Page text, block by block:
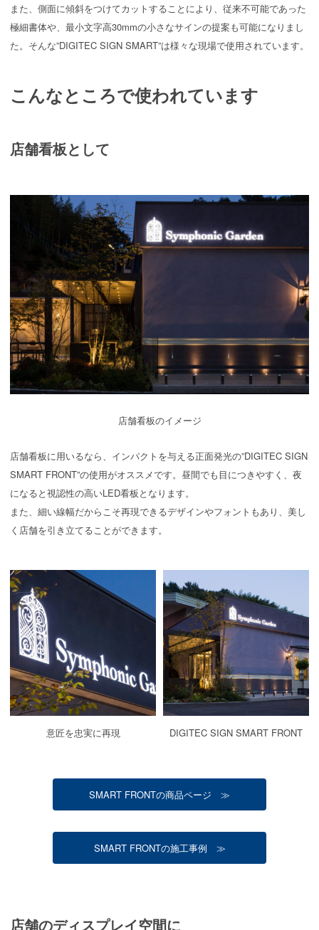
また、側面に傾斜をつけてカットすることにより、従来不可能であった
極細書体や、最小文字高30mmの小さなサインの提案も可能になりまし
た。そんな”DIGITEC SIGN SMART”は様々な現場で使用されています。
こんなところで使われています
店舗看板として
店舗看板のイメージ
店舗看板に用いるなら、インパクトを与える正面発光の”DIGITEC SIGN
SMART FRONT”の使用がオススメです。昼間でも目につきやすく、夜
になると視認性の高いLED看板となります。
また、細い線幅だからこそ再現できるデザインやフォントもあり、美し
く店舗を引き立てることができます。
意匠を忠実に再現 DIGITEC SIGN SMART FRONT
SMART FRONTの商品ページ ≫
SMART FRONTの施工事例 ≫
店舗のディスプレイ空間に